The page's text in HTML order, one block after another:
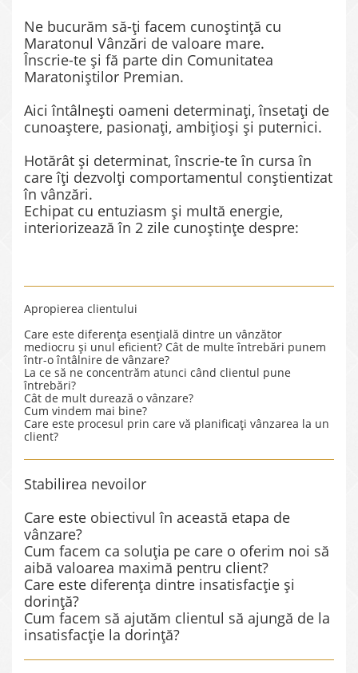
Ne bucurăm să-ți facem cunoștință cu
Maratonul Vânzări de valoare mare.
Înscrie-te și fă parte din Comunitatea
Maratoniștilor Premian.
Aici întâlnești oameni determinați, însetați de
cunoaștere, pasionați, ambițioși și puternici.
Hotărât și determinat, înscrie-te în cursa în
care îți dezvolți comportamentul conștientizat
în vânzări.
Echipat cu entuziasm și multă energie,
interiorizează în 2 zile cunoștințe despre:
Apropierea clientului
Care este diferența esențială dintre un vânzător
mediocru și unul eficient? Cât de multe întrebări punem
într-o întâlnire de vânzare?
La ce să ne concentrăm atunci când clientul pune
întrebări?
Cât de mult durează o vânzare?
Cum vindem mai bine?
Care este procesul prin care vă planificați vânzarea la un
client?
Stabilirea nevoilor
Care este obiectivul în această etapa de
vânzare?
Cum facem ca soluția pe care o oferim noi să
aibă valoarea maximă pentru client?
Care este diferența dintre insatisfacție și
dorință?
Cum facem să ajutăm clientul să ajungă de la
insatisfacție la dorință?